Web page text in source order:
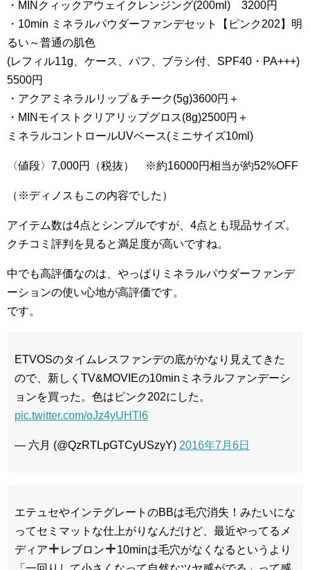
・MINクィックアウェイクレンジング(200ml) 3200円
・10min ミネラルパウダーファンデセット【ピンク202】明
るい～普通の肌色
(レフィル11g、ケース、パフ、ブラシ付、SPF40・PA+++)
5500円
・アクアミネラルリップ＆チーク(5g)3600円＋
・MINモイストクリアリップグロス(8g)2500円＋
ミネラルコントロールUVベース(ミニサイズ10ml)
〈値段〉7,000円（税抜） ※約16000円相当が約52%OFF
（※ディノスもこの内容でした）
アイテム数は4点とシンプルですが、4点とも現品サイズ。
クチコミ評判を見ると満足度が高いですね。
中でも高評価なのは、やっぱりミネラルパウダーファンデ
ーションの使い心地が高評価です。
です。
ETVOSのタイムレスファンデの底がかなり見えてきた
ので、新しくTV&MOVIEの10minミネラルファンデーシ
ョンを買った。色はピンク202にした。
pic.twitter.com/oJz4yUHTl6
— 六月 (@QzRTLpGTCyUSzyY) 2016年7月6日
エテュセやインテグレートのBBは毛穴消失！みたいにな
ってセミマットな仕上がりなんだけど、最近やってるメ
ディア
レブロン
10minは毛穴がなくなるというより